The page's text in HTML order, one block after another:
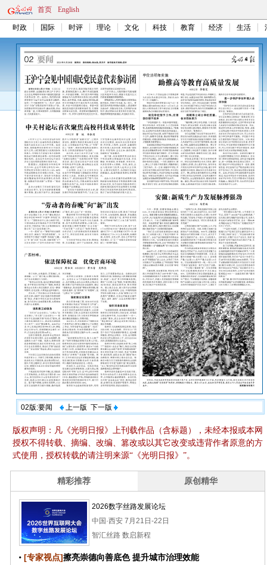
首页 English
时政 国际 时评 理论 文化 科技 教育 经济 生活
02版:要闻 上一版 下一版
版权声明：凡《光明日报》上刊载作品（含标题），未经本报或本网
授权不得转载、摘编、改编、篡改或以其它改变或违背作者原意的方
式使用，授权转载的请注明来源“《光明日报》”。